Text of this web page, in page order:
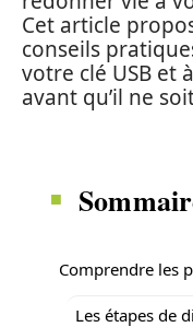
Cet article
conseils
votre clé USB et
avant qu’il ne
Comprendre les
Les étapes de